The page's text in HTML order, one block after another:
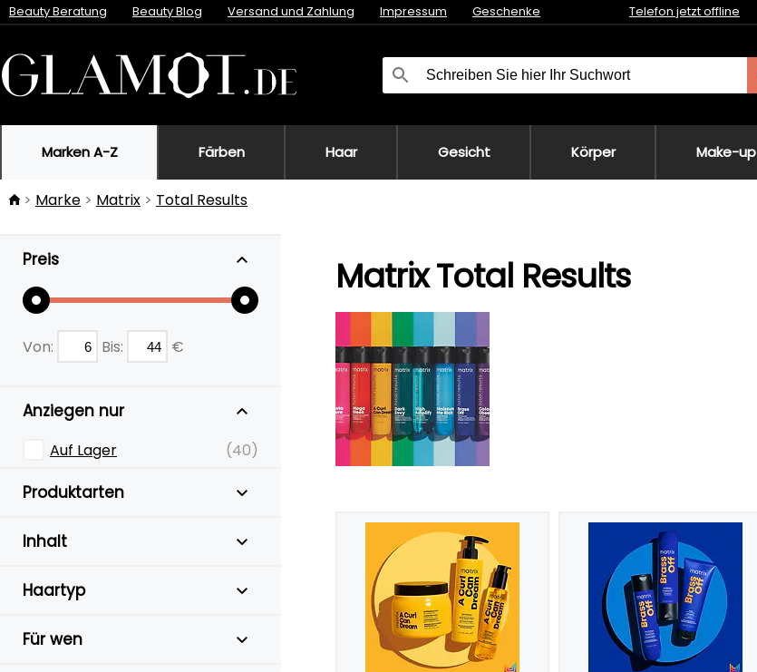
Beauty Beratung Beauty Blog Versand und Zahlung Impressum Geschenke Telefon jetzt offline
Marken A-Z Färben Haar Gesicht Körper Make-up
Marke Matrix Total Results
Preis
Von: Bis: €
Anziegen nur
Auf Lager (40)
Produktarten
Inhalt
Haartyp
Für wen
Matrix Total Results